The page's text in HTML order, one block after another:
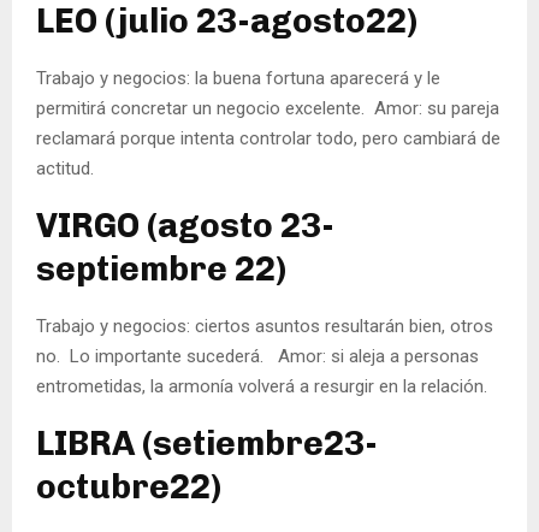
LEO (julio 23-agosto22)
Trabajo y negocios: la buena fortuna aparecerá y le
permitirá concretar un negocio excelente. Amor: su pareja
reclamará porque intenta controlar todo, pero cambiará de
actitud.
VIRGO (agosto 23-
septiembre 22)
Trabajo y negocios: ciertos asuntos resultarán bien, otros
no. Lo importante sucederá. Amor: si aleja a personas
entrometidas, la armonía volverá a resurgir en la relación.
LIBRA (setiembre23-
octubre22)